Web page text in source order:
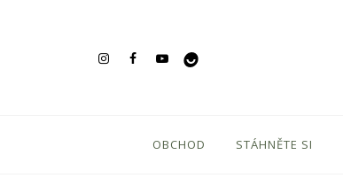
OBCHOD STÁHNĚTE SI